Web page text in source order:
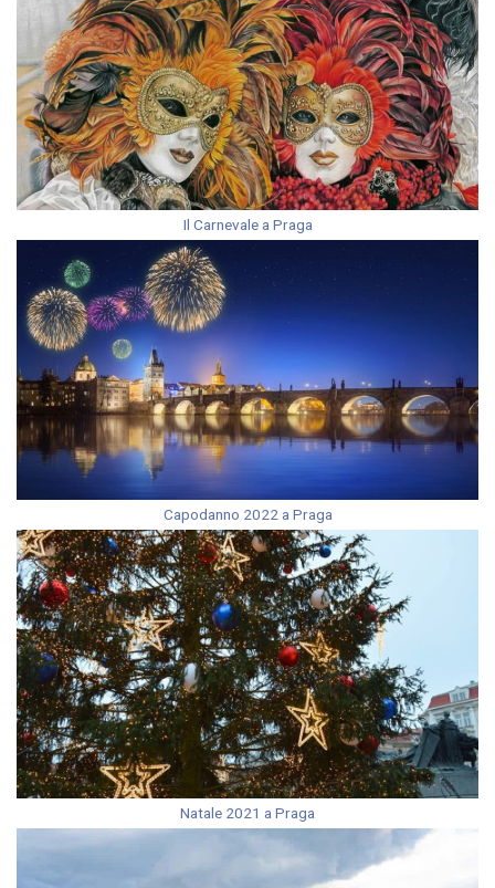
Il Carnevale a Praga
Capodanno 2022 a Praga
Natale 2021 a Praga